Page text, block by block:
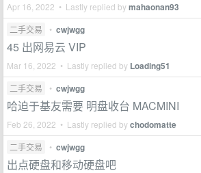
Apr 16, 2022 • Lastly replied bymahaonan93
二手交易 • cwjwgg
45 出网易云 VIP
Mar 16, 2022 • Lastly replied by Loading51
二手交易 • cwjwgg
哈迫于基友需要 明盘收台 MACMINI
Feb 26, 2022 • Lastly replied bychodomatte
二手交易 • cwjwgg
出点硬盘和移动硬盘吧